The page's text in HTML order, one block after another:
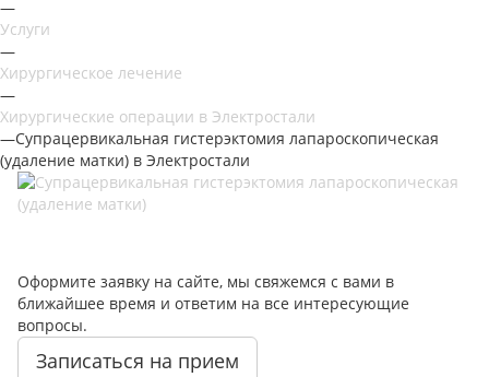
—
Услуги
—
Хирургическое лечение
—
Хирургические операции в Электростали
—Супрацервикальная гистерэктомия лапароскопическая
(удаление матки) в Электростали
Оформите заявку на сайте, мы свяжемся с вами в
ближайшее время и ответим на все интересующие
вопросы.
Записаться на прием